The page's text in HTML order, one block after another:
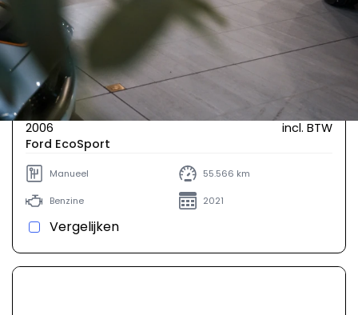
€ 12.750
2006
incl. BTW
Ford EcoSport
Manueel 55.566 km
Benzine 2021
Vergelijken